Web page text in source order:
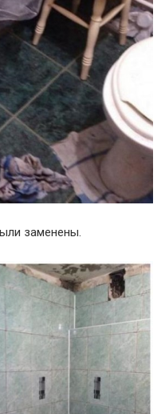
заменены.